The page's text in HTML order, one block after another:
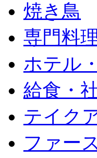
焼き鳥
専門料
ホテル
給食・
テイク
ファー